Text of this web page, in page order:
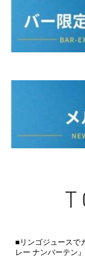
■リンゴジュースで
レー ナンバーテン